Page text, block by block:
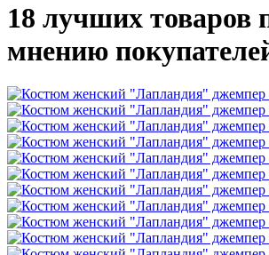
18 лучших товаров
мнению